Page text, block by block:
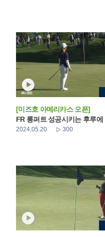
[미즈호 아메리카스 오픈]
FR 롱퍼트 성공시키는 후루에
2024.05.20 300